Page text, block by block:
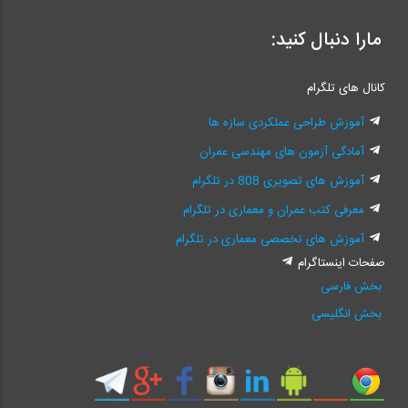
مارا دنبال کنید:
کانال های تلگرام
آموزش طراحی عملکردی سازه ها
آمادگی آزمون های مهندسی عمران
آموزش های تصویری 808 در تلگرام
معرفی کتب عمران و معماری در تلگرام
آموزش های تخصصی معماری در تلگرام
صفحات اینستاگرام
بخش فارسی
بخش انگلیسی